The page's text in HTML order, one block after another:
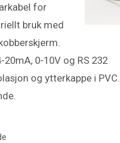
for
bruk med
20mA, 0-10V og RS 232
og ytterkappe i PVC.